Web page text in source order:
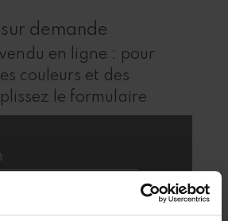
demande
en ligne : pour
couleurs et des
le formulaire